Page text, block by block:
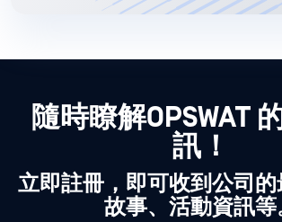
隨時瞭解OPSWAT
訊！
立即註冊，即可收到公司的
故事、活動資訊等